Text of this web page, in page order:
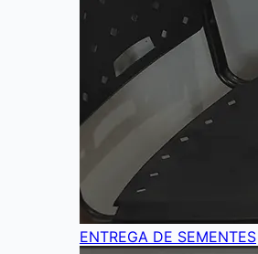
ENTREGA DE SEMENTES